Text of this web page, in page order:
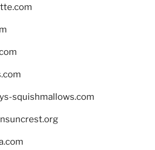
squishmallows.com